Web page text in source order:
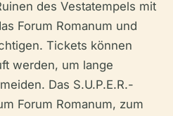
des Vestatempels mit
Forum Romanum und
Tickets können
werden, um lange
Das S.U.P.E.R.-
Forum Romanum, zum